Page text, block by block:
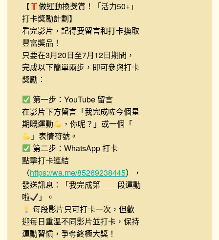
【
做運動換獎賞！「活力50+」
打卡獎勵計劃】
看完影片，記得要留言和打卡換取
豐富獎品！
只要在3月20日至7月12日期間，
完成以下簡單兩步，即可參與打卡
獎勵：
第一步：YouTube 留言
在影片下方留言「我完成咗今個星
期嘅運動
，你呢？」或一個「
」表情符號。
第二步：WhatsApp 打卡
點擊打卡連結
（https://wa.me/85269238445），
發送訊息：「我完成第 ___ 段運動
啦
」。
每段影片只可打卡一次，但歡
迎每日重溫不同影片並打卡，保持
運動習慣，爭奪終極大獎！